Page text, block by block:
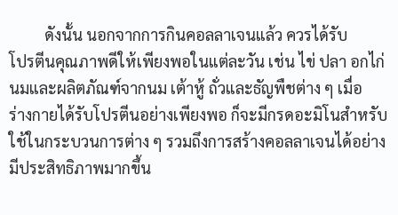
ดังนั้น นอกจากการกินคอลลาเจนแล้ว ควรได้รับ
โปรตีนคุณภาพดีให้เพียงพอในแต่ละวัน เช่น ไข่ ปลา อกไก่
นมและผลิตภัณฑ์จากนม เต้าหู้ ถั่วและธัญพืชต่าง ๆ เมื่อ
ร่างกายได้รับโปรตีนอย่างเพียงพอ ก็จะมีกรดอะมิโนสำหรับ
ใช้ในกระบวนการต่าง ๆ รวมถึงการสร้างคอลลาเจนได้อย่าง
มีประสิทธิภาพมากขึ้น